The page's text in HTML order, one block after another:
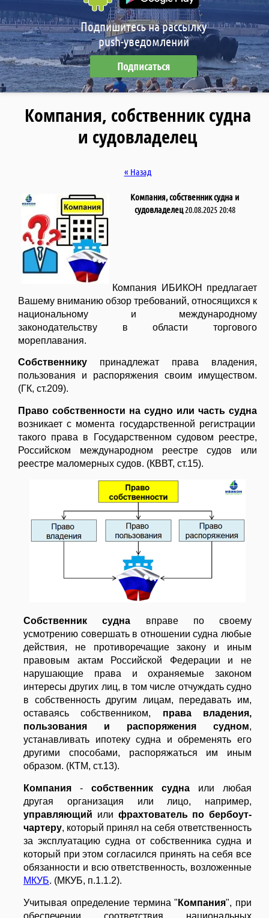
Подпишитесь на рассылку
push-уведомлений
Подписаться
Компания, собственник судна
и судовладелец
« Назад
Компания, собственник судна и
судовладелец20.08.2025 20:48
Компания ИБИКОН предлагает
Вашему вниманию обзор требований, относящихся к
национальному и международному
законодательству в области торгового
мореплавания.
Собственнику принадлежат права владения,
пользования и распоряжения своим имуществом.
(ГК, ст.209).
Право собственности на судно или часть судна
возникает с момента государственной регистрации
такого права в Государственном судовом реестре,
Российском международном реестре судов или
реестре маломерных судов. (КВВТ, ст.15).
Собственник судна вправе по своему
усмотрению совершать в отношении судна любые
действия, не противоречащие закону и иным
правовым актам Российской Федерации и не
нарушающие права и охраняемые законом
интересы других лиц, в том числе отчуждать судно
в собственность другим лицам, передавать им,
оставаясь собственником, права владения,
пользования и распоряжения судном,
устанавливать ипотеку судна и обременять его
другими способами, распоряжаться им иным
образом. (КТМ, ст.13).
Компания - собственник судна или любая
другая организация или лицо, например,
управляющий или фрахтователь по бербоут-
чартеру, который принял на себя ответственность
за эксплуатацию судна от собственника судна и
который при этом согласился принять на себя все
обязанности и всю ответственность, возложенные
МКУБ. (МКУБ, п.1.1.2).
Учитывая определение термина " Компания", при